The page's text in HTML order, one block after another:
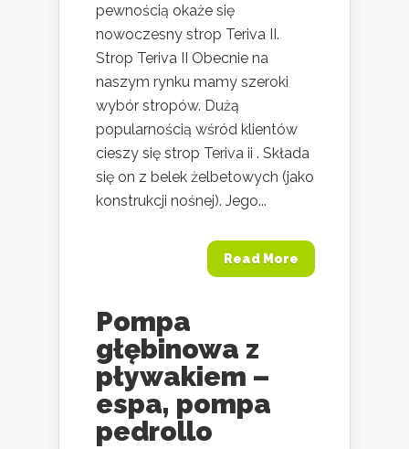
pewnością okaże się
nowoczesny strop Teriva II.
Strop Teriva II Obecnie na
naszym rynku mamy szeroki
wybór stropów. Dużą
popularnością wśród klientów
cieszy się strop Teriva ii . Składa
się on z belek żelbetowych (jako
konstrukcji nośnej). Jego...
Read More
Pompa
głębinowa z
pływakiem –
espa, pompa
pedrollo